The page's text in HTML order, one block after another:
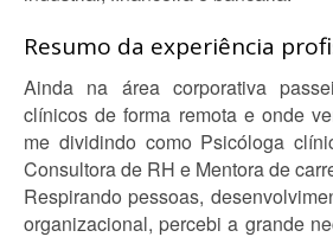
Resumo da experiência
Ainda na área corporativa
clínicos de forma remota e onde
me dividindo como Psicóloga
Consultora de RH e Mentora de
Respirando pessoas,
organizacional, percebi a grande